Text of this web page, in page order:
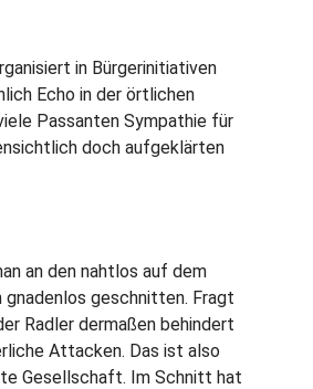
in Bürgerinitiativen
Echo in der örtlichen
Passanten Sympathie für
doch aufgeklärten
an den nahtlos auf dem
gnadenlos geschnitten. Fragt
Radler dermaßen behindert
Attacken. Das ist also
Gesellschaft. Im Schnitt hat